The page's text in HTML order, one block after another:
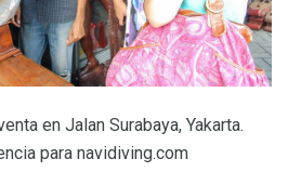
en Jalan Surabaya, Yakarta.
para navidiving.com